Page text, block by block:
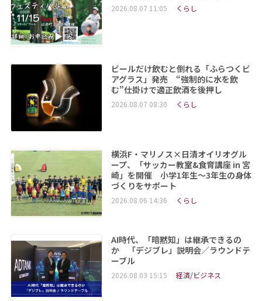
2026.08.07 11:05 くらし
ビールだけ飲むと倒れる「ふらつくビ
アグラス」発売 “強制的に水を飲
む”仕掛けで適正飲酒を後押し
2026.08.07 08:30 くらし
横浜F・マリノス×日清オイリオグル
ープ、「サッカー教室&食育講座 in 宮
崎」を開催 小学1年生～3年生の身体
づくりをサポート
2026.08.06 14:36 くらし
AI時代、「暗黙知」は継承できるの
か 「デジブレ」説明会／ラウンドテ
ーブル
2026.08.03 15:15 経済/ビジネス